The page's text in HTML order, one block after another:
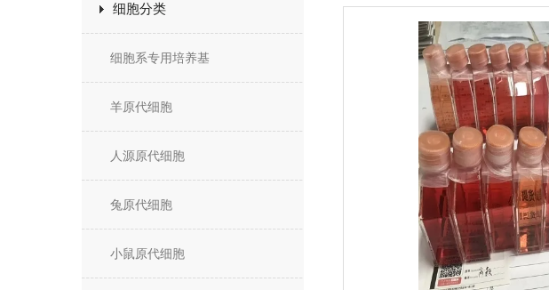
细胞分类
细胞系专用培养基
羊原代细胞
人源原代细胞
兔原代细胞
小鼠原代细胞